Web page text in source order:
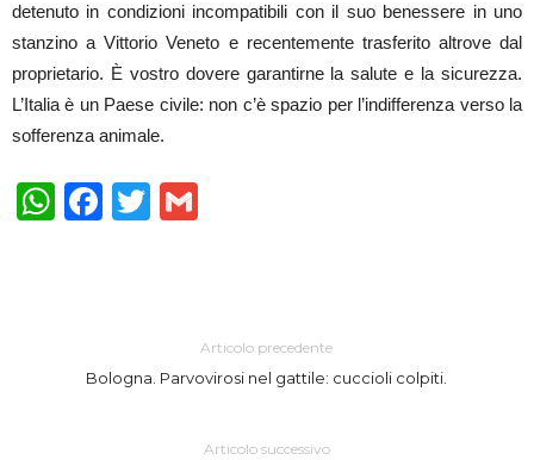
detenuto in condizioni incompatibili con il suo benessere in uno
stanzino a Vittorio Veneto e recentemente trasferito altrove dal
proprietario. È vostro dovere garantirne la salute e la sicurezza.
L’Italia è un Paese civile: non c’è spazio per l’indifferenza verso la
sofferenza animale.
WhatsApp
Facebook
Twitter
Articolo precedente
Bologna. Parvovirosi nel gattile: cuccioli colpiti.
Articolo successivo